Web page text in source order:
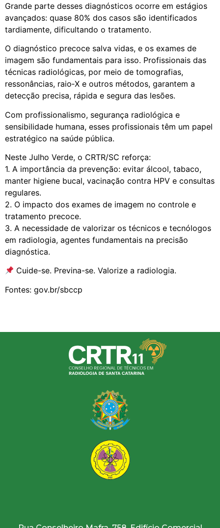
Grande parte desses diagnósticos ocorre em estágios
avançados: quase 80% dos casos são identificados
tardiamente, dificultando o tratamento.
O diagnóstico precoce salva vidas, e os exames de
imagem são fundamentais para isso. Profissionais das
técnicas radiológicas, por meio de tomografias,
ressonâncias, raio‑X e outros métodos, garantem a
detecção precisa, rápida e segura das lesões.
Com profissionalismo, segurança radiológica e
sensibilidade humana, esses profissionais têm um papel
estratégico na saúde pública.
Neste Julho Verde, o CRTR/SC reforça:
1. A importância da prevenção: evitar álcool, tabaco,
manter higiene bucal, vacinação contra HPV e consultas
regulares.
2. O impacto dos exames de imagem no controle e
tratamento precoce.
3. A necessidade de valorizar os técnicos e tecnólogos
em radiologia, agentes fundamentais na precisão
diagnóstica.
Cuide-se. Previna-se. Valorize a radiologia.
Fontes: gov.br/sbccp